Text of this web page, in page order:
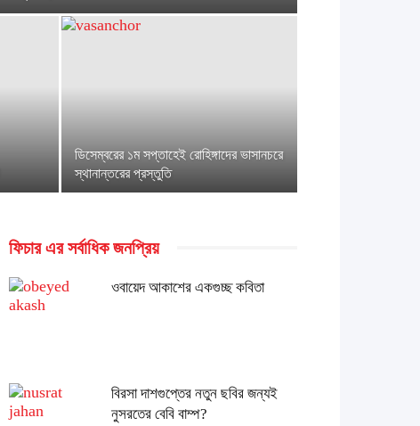
ডিসেম্বরের ১ম সপ্তাহেই রোহিঙ্গাদের ভাসানচরে
স্থানান্তরের প্রস্তুতি
ফিচার এর সর্বাধিক জনপ্রিয়
ওবায়েদ আকাশের একগুচ্ছ কবিতা
বিরসা দাশগুপ্তের নতুন ছবির জন্যই
নুসরতের বেবি বাম্প?